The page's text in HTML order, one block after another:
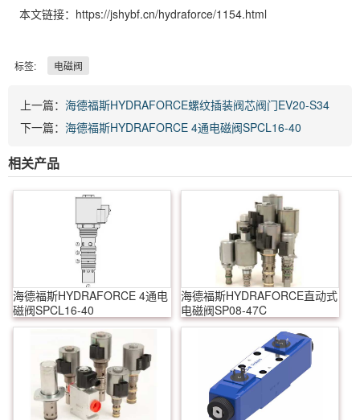
本文链接：https://jshybf.cn/hydraforce/1154.html
标签: 电磁阀
上一篇： 海德福斯HYDRAFORCE螺纹插装阀芯阀门EV20-S34
下一篇： 海德福斯HYDRAFORCE 4通电磁阀SPCL16-40
相关产品
海德福斯HYDRAFORCE 4通电
磁阀SPCL16-40
海德福斯HYDRAFORCE直动式
电磁阀SP08-47C